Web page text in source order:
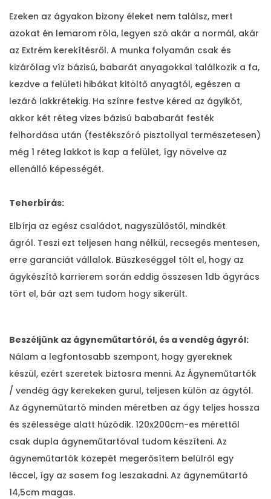
Ezeken az ágyakon bizony éleket nem találsz, mert
azokat én lemarom róla, legyen szó akár a normál, akár
az Extrém kerekítésről. A munka folyamán csak és
kizárólag víz bázisú, babarát anyagokkal találkozik a fa,
kezdve a felületi hibákat kitöltő anyagtól, egészen a
lezáró lakkrétekig. Ha színre festve kéred az ágyikót,
akkor két réteg vizes bázisú bababarát festék
felhordása után (festékszóró pisztollyal természetesen)
még 1 réteg lakkot is kap a felület, így növelve az
ellenálló képességét.
Teherbírás:
Elbírja az egész családot, nagyszülőstől, mindkét
ágról. Teszi ezt teljesen hang nélkül, recsegés mentesen,
erre garanciát vállalok. Büszkeséggel tölt el, hogy az
ágykészítő karrierem során eddig összesen 1db ágyrács
tört el, bár azt sem tudom hogy sikerült.
Beszéljünk az ágyneműtartóról, és a vendég ágyról:
Nálam a legfontosabb szempont, hogy gyereknek
készül, ezért szeretek biztosra menni. Az Ágyneműtartók
/ vendég ágy kerekeken gurul, teljesen külön az ágytól.
Az ágyneműtartó minden méretben az ágy teljes hossza
és szélessége alatt húzódik. 120x200cm-es mérettől
csak dupla ágyneműtartóval tudom készíteni. Az
ágyneműtartók közepét megerősítem belülről egy
léccel, így az sosem fog leszakadni. Az ágyneműtartó
14,5cm magas.